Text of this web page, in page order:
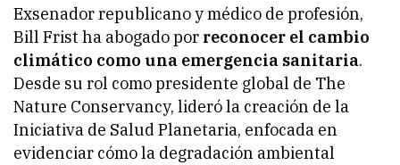
Exsenador republicano y médico de profesión,
Bill Frist ha abogado por reconocer el cambio
climático como una emergencia sanitaria.
Desde su rol como presidente global de The
Nature Conservancy, lideró la creación de la
Iniciativa de Salud Planetaria, enfocada en
evidenciar cómo la degradación ambiental